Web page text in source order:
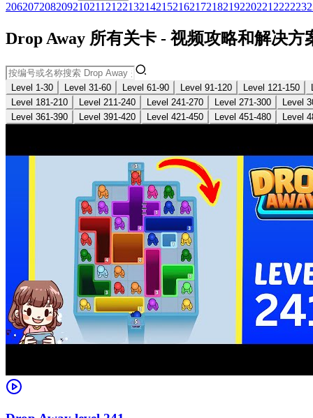
206207208209210211 212213214215216217218219220221 222223
Drop Away 所有关卡 - 视频攻略和解决方
Level 1-30 Level 31-60 Level 61-90 Level 91-120 Level 121-150
Level 181-210
Level 211-240 Level 241-270 Level 271-300
Level
Level 361-390
Level 391-420 Level 421-450 Level 451-480 Level